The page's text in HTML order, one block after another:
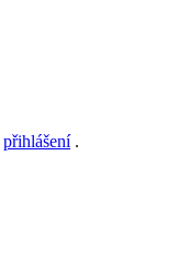
přihlášení.